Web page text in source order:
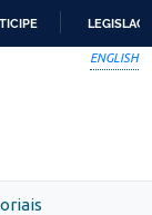
ENGLISH